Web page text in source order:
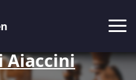
Aiaccini